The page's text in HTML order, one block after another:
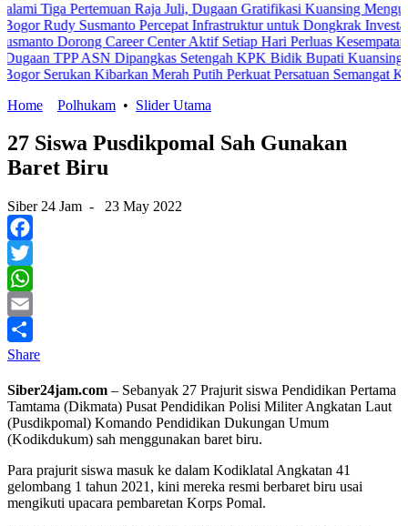
Pertemuan Raja Juli, Dugaan Gratifikasi Kuansing Menguat
Susmanto Percepat Infrastruktur untuk Dongkrak Investasi
Career Center Aktif Setiap Hari Perluas Kesempatan Kerja
ASN Dipangkas Setengah KPK Bidik Bupati Kuansing
Kibarkan Merah Putih Perkuat Persatuan Semangat
Home
Polhukam • Slider Utama
27 Siswa Pusdikpomal Sah Gunakan
Baret Biru
Siber 24 Jam - 23 May 2022
Facebook
Twitter
WhatsApp
Email
Share
Siber24jam.com – Sebanyak 27 Prajurit siswa Pendidikan Pertama
Tamtama (Dikmata) Pusat Pendidikan Polisi Militer Angkatan Laut
(Pusdikpomal) Komando Pendidikan Dukungan Umum
(Kodikdukum) sah menggunakan baret biru.
Para prajurit siswa masuk ke dalam Kodiklatal Angkatan 41
gelombang 1 tahun 2021, kini mereka resmi berbaret biru usai
mengikuti upacara pembaretan Korps Pomal.